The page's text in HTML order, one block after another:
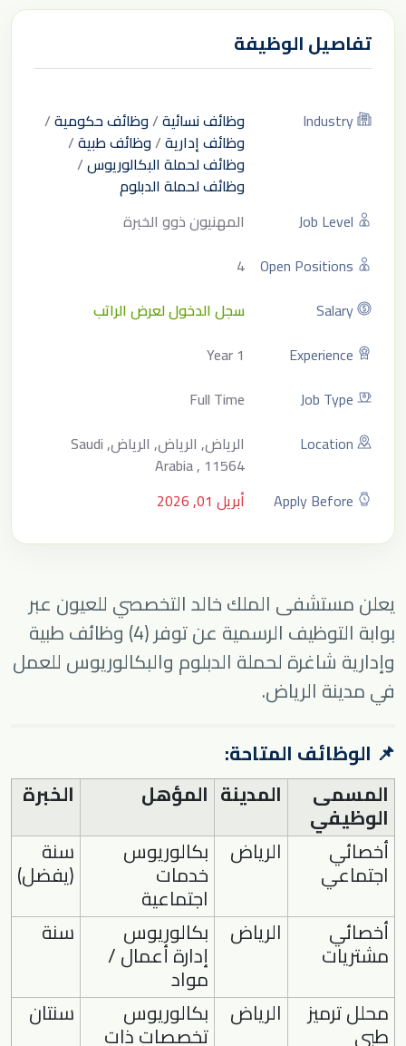
تفاصيل الوظيفة
Industry وظائف نسائية/وظائف حكومية/
وظائف إدارية/وظائف طبية/
وظائف لحملة البكالوريوس/
وظائف لحملة الدبلوم
Job Level
المهنيون ذوو الخبرة
Open Positions
4
Salary
سجل الدخول لعرض الراتب
Experience
1 Year
Job Type
Full Time
Location
الرياض, الرياض, الرياض, Saudi
Arabia , 11564
Apply Before
أبريل 01, 2026
يعلن مستشفى الملك خالد التخصصي للعيون عبر
بوابة التوظيف الرسمية عن توفر (4) وظائف طبية
وإدارية شاغرة لحملة الدبلوم والبكالوريوس للعمل
في مدينة الرياض.
📌 الوظائف المتاحة:
المسمى
الوظيفي
المدينة المؤهل
الخبرة
أخصائي
اجتماعي
الرياض بكالوريوس
خدمات
اجتماعية
سنة
(يفضل)
أخصائي
مشتريات
الرياض بكالوريوس
إدارة أعمال /
مواد
سنة
محلل ترميز
طبي
الرياض بكالوريوس
تخصصات ذات
سنتان